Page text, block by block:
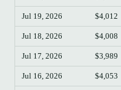
Jul 19, 2026 $4,012
Jul 18, 2026 $4,008
Jul 17, 2026 $3,989
Jul 16, 2026 $4,053